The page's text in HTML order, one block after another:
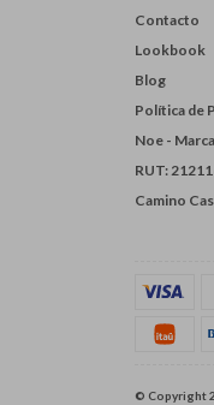
Contacto
Lookbook
Blog
Política de
Noe -
RUT:
Camino
© Copyright